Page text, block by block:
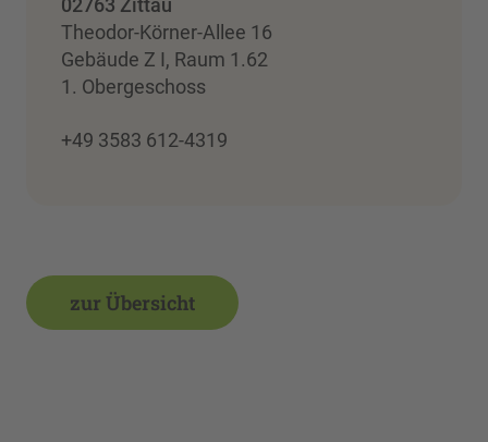
02763 Zittau
Theodor-Körner-Allee 16
Gebäude Z I, Raum 1.62
1. Obergeschoss
+49 3583 612-4319
zur Übersicht